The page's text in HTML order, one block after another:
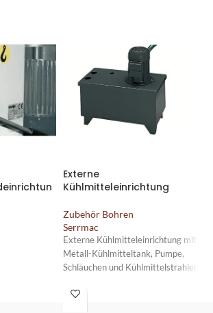
Externe
Kühlmitteleinrichtung
Zubehör Bohren
Serrmac
Externe Kühlmitteleinrichtung mit
Metall-Kühlmitteltank, Pumpe,
Schläuchen und Kühlmittelstrahler